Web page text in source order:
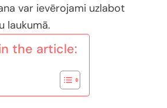
var ievērojami uzlabot
laukumā.
the article: